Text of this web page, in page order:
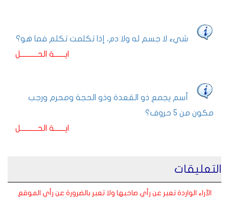
شيء لا جسم له ولا دم، إذا تكلمت تكلم فما هو؟
ايـــــــة الحـــــــــــل
أسم يجمع ذو القعدة وذو الحجة ومحرم ورجب
مكون من 5 حروف؟
ايـــــــة الحـــــــــــل
التعليقات
الآراء الواردة تعبر عن رأي صاحبها ولا تعبر بالضرورة عن رأي الموقع